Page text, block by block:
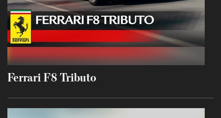
Ferrari F8 Tributo